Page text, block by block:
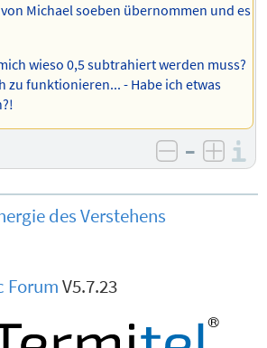
Michael soeben übernommen und es
wieso 0,5 subtrahiert werden muss?
zu funktionieren... - Habe ich etwas
negativ
–
des Verstehens
ForumV5.7.23